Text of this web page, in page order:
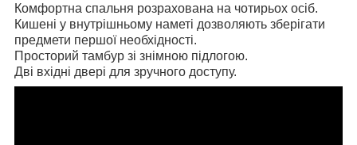
Комфортна спальня розрахована на чотирьох осіб.
Кишені у внутрішньому наметі дозволяють зберігати
предмети першої необхідності.
Просторий тамбур зі знімною підлогою.
Дві вхідні двері для зручного доступу.